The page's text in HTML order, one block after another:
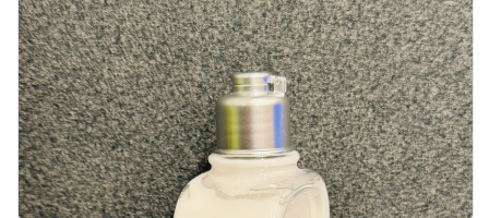
だいた 習慣になったマッサージの香り
Amebaトピックス 12時間前